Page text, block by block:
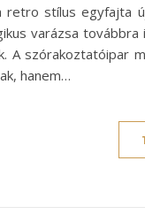
stílus egyfajta
varázsa
A szórakoztatóipar
hanem…